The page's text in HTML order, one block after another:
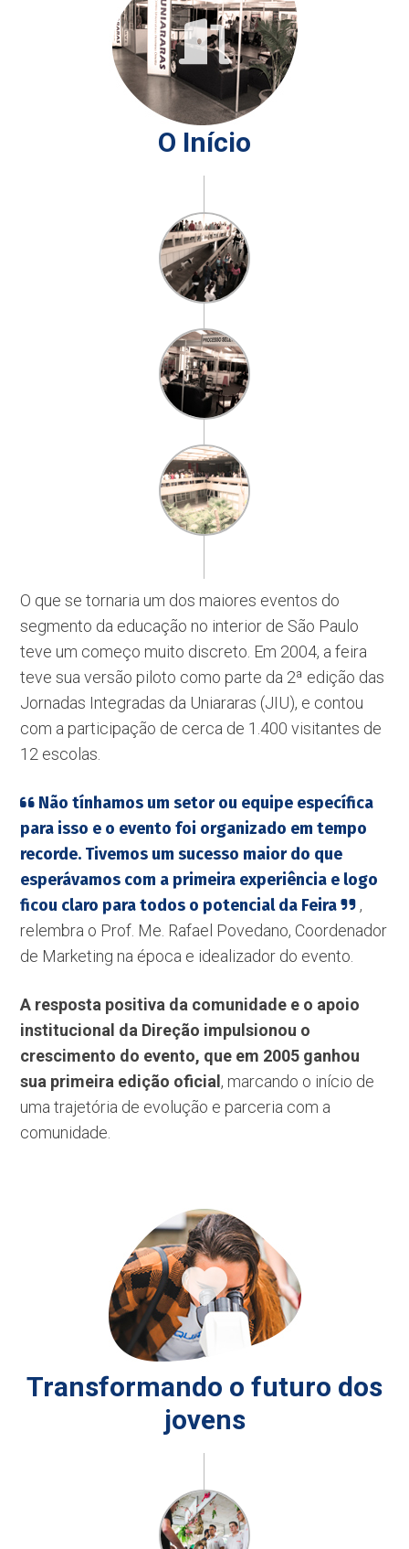
O Início
O que se tornaria um dos maiores eventos do
segmento da educação no interior de São Paulo
teve um começo muito discreto. Em 2004, a feira
teve sua versão piloto como parte da 2ª edição das
Jornadas Integradas da Uniararas (JIU), e contou
com a participação de cerca de 1.400 visitantes de
12 escolas.
Não tínhamos um setor ou equipe específica
para isso e o evento foi organizado em tempo
recorde. Tivemos um sucesso maior do que
esperávamos com a primeira experiência e logo
ficou claro para todos o potencial da Feira
,
relembra o Prof. Me. Rafael Povedano, Coordenador
de Marketing na época e idealizador do evento.
A resposta positiva da comunidade e o apoio
institucional da Direção impulsionou o
crescimento do evento, que em 2005 ganhou
sua primeira edição oficial , marcando o início de
uma trajetória de evolução e parceria com a
comunidade.
Transformando o futuro dos
jovens